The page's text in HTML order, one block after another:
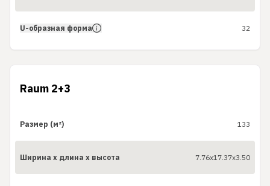
U-образная форма 32
Raum 2+3
Размер (м²) 133
Ширина x длина x высота 7.76x17.37x3.50